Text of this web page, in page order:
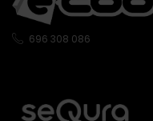
696 308 086